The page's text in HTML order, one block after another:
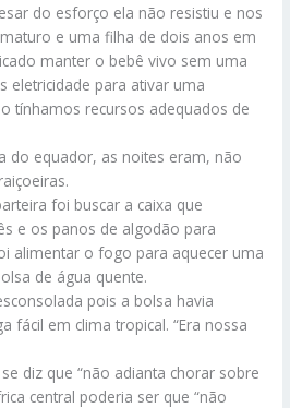
do esforço ela não resistiu e nos
e uma filha de dois anos em
manter o bebê vivo sem uma
eletricidade para ativar uma
tínhamos recursos adequados de
do equador, as noites eram, não
foi buscar a caixa que
e os panos de algodão para
alimentar o fogo para aquecer uma
de água quente.
pois a bolsa havia
fácil em clima tropical. “Era nossa
diz que “não adianta chorar sobre
central poderia ser que “não